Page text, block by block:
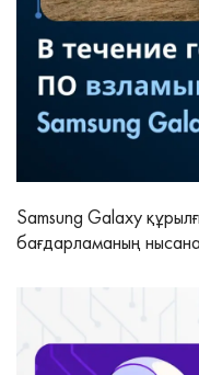
Samsung Galaxy
бағдарламаның